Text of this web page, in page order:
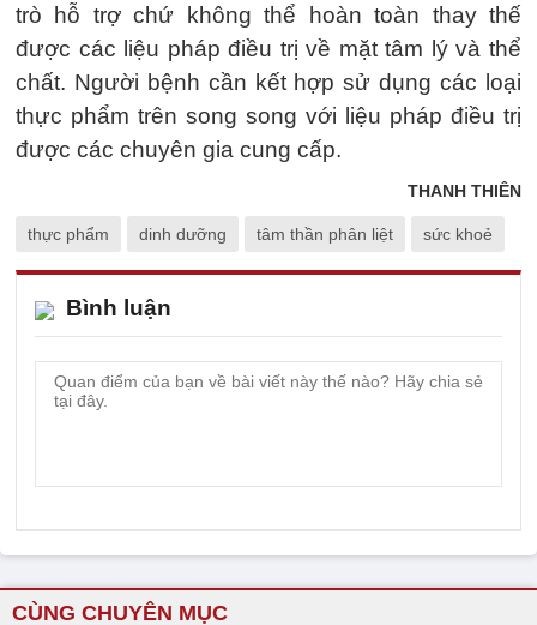
trò hỗ trợ chứ không thể hoàn toàn thay thế
được các liệu pháp điều trị về mặt tâm lý và thể
chất. Người bệnh cần kết hợp sử dụng các loại
thực phẩm trên song song với liệu pháp điều trị
được các chuyên gia cung cấp.
THANH THIÊN
thực phẩm dinh dưỡng tâm thần phân liệt sức khoẻ
Bình luận
CÙNG CHUYÊN MỤC